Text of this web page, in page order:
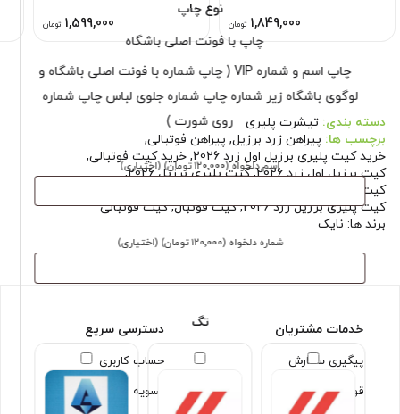
نوع چاپ
چاپ با فونت اصلی باشگاه
چاپ اسم و شماره VIP ( چاپ شماره با فونت اصلی باشگاه و
لوگوی باشگاه زیر شماره چاپ شماره جلوی لباس چاپ شماره
روی شورت )
اسم دلخواه(۱۲۰٬۰۰۰ تومان) (اختیاری)
شماره دلخواه (۱۲۰٬۰۰۰ تومان) (اختیاری)
تگ
1,849,000 تومان 1,599,000 تومان
دسته بندی: تیشرت پلیری
برچسب ها: پیراهن زرد برزیل, پیراهن فوتبالی,
خرید کیت پلیری برزیل اول زرد 2026
, خرید کیت فوتبالی,
کیت برزیل اول زرد 2026
,کیت پلیری برزیل 2026
,
کیت پلیری برزیل اول زرد 2026
کیت پلیری برزیل زرد 2026
,کیت فوتبال,کیت فوتبالی
برند ها: نایک
خدمات مشتریان
پیگیری سفارش
قوانین و شرایط
دسترسی سریع
حساب کاربری
تسویه حساب